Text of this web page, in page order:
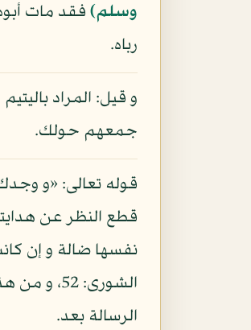
وسلم) فقد مات
رباه.
و قيل: المراد
جمعهم حولك.
قوله تعالى: «و
قطع النظر عن
نفسها ضالة و إن
الرسالة بعد.